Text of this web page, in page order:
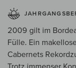
2009 gilt im
Fülle. Ein
Cabernets
Trotz immenser